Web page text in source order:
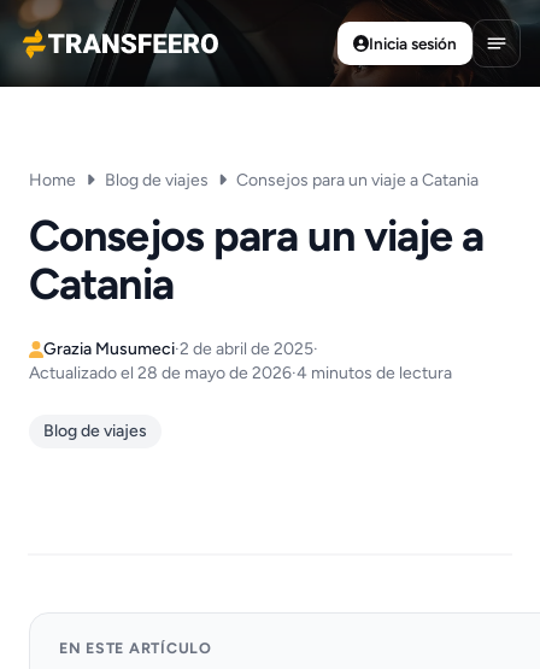
Transfeero
Inicia sesión
Home Blog de viajes Consejos para un viaje a Catania
Consejos para un viaje a
Catania
Grazia Musumeci·2 de abril de 2025·
Actualizado el 28 de mayo de 2026·4 minutos de lectura
Blog de viajes
EN ESTE ARTÍCULO